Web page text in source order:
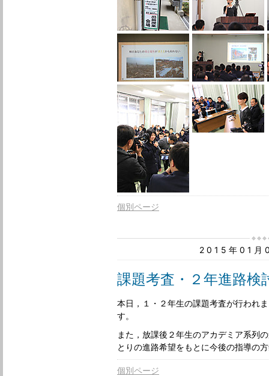
個別ページ
2015年01月
課題考査・２年進路検
本日，１・２年生の課題考査が行われ
す。
また，放課後２年生のアカデミア系列
とりの進路希望をもとに今後の指導の
個別ページ